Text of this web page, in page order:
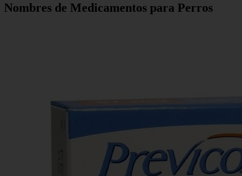
Nombres de Medicamentos para Perros